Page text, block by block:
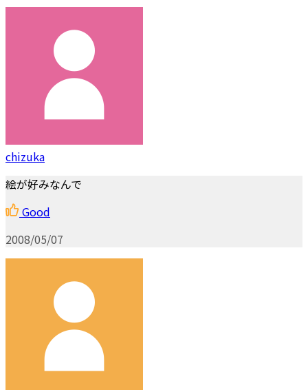
chizuka
絵が好みなんで
Good
2008/05/07